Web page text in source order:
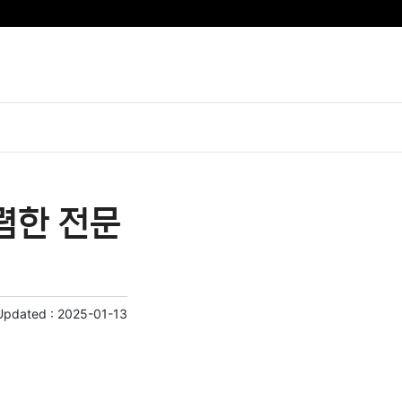
한 전문
: 2025-01-13